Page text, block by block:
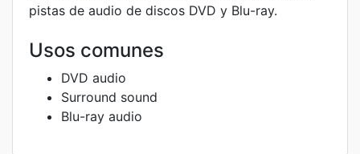
pistas de audio de discos DVD y Blu-ray.
Usos comunes
DVD audio
Surround sound
Blu-ray audio